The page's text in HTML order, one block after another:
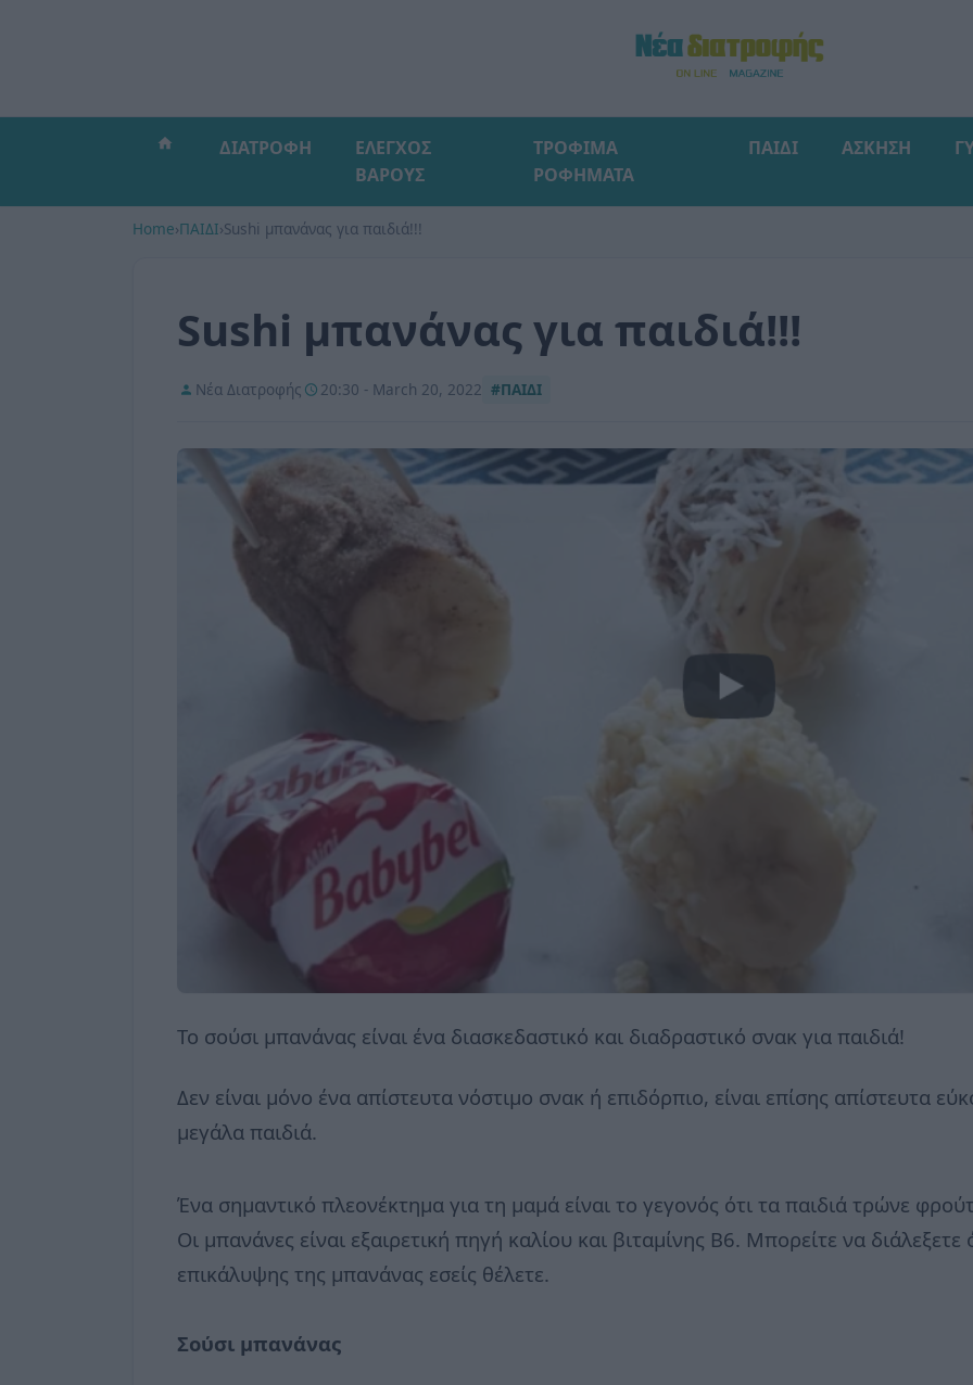
ΔΙΑΤΡΟΦΗ
ΕΛΕΓΧΟΣ
ΒΑΡΟΥΣ
ΤΡΟΦΙΜΑ
ΡΟΦΗΜΑΤΑ
ΠΑΙΔΙ ΑΣΚΗΣΗ
Home›ΠΑΙΔΙ›Sushi μπανάνας για παιδιά!!!
Sushi μπανάνας για παιδιά!!!
Νέα Διατροφής 20:30 - March 20, 2022 #ΠΑΙΔΙ
Το σούσι μπανάνας είναι ένα διασκεδαστικό και διαδραστικό σνακ για παιδιά!
Δεν είναι μόνο ένα απίστευτα νόστιμο σνακ ή επιδόρπιο, είναι επίσης απίστευτα
μεγάλα παιδιά.
Ένα σημαντικό πλεονέκτημα για τη μαμά είναι το γεγονός ότι τα παιδιά τρώνε
Οι μπανάνες είναι εξαιρετική πηγή καλίου και βιταμίνης Β6. Μπορείτε να
επικάλυψης της μπανάνας εσείς θέλετε.
Σούσι μπανάνας